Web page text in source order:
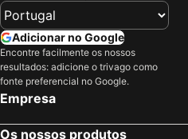
Adicionar no Google
Encontre facilmente os nossos
resultados: adicione o trivago como
fonte preferencial no Google.
Empresa
Os nossos produtos